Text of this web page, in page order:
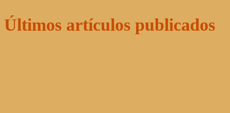
Últimos artículos publicados